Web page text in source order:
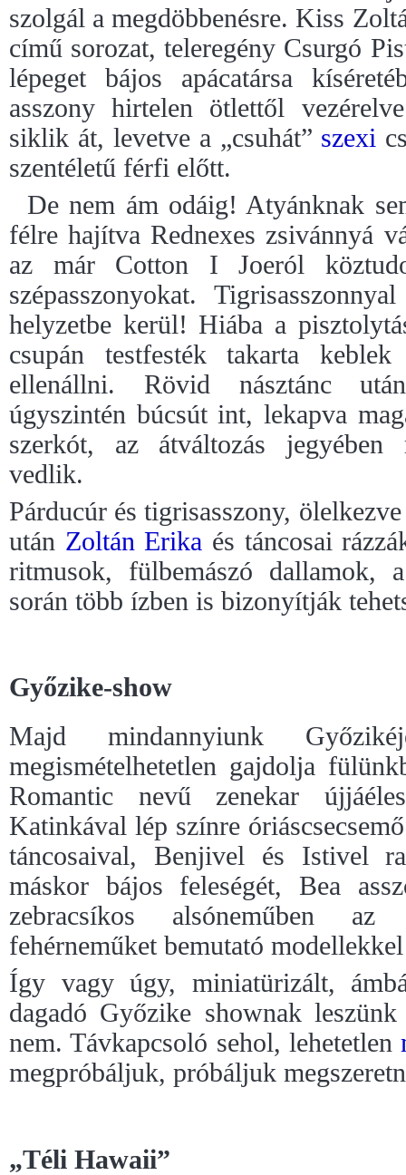
szolgál a megdöbbenésre. Kiss
című sorozat, teleregény Csurgó
lépeget bájos apácatársa
asszony hirtelen ötlettől
siklik át, levetve a „csuhát” szexi
szentéletű férfi előtt.
De nem ám odáig! Atyánknak
félre hajítva Rednexes zsivánnyá
az már Cotton I Joeról
szépasszonyokat.
helyzetbe kerül! Hiába a
csupán testfesték takarta
ellenállni. Rövid násztánc
úgyszintén búcsút int, lekapva
szerkót, az átváltozás jegyében
vedlik.
Párducúr és tigrisasszony,
után Zoltán Erika és táncosai
ritmusok, fülbemászó dallamok,
során több ízben is bizonyítják
Győzike-show
Majd mindannyiunk
megismételhetetlen gajdolja
Romantic nevű zenekar
Katinkával lép színre
táncosaival, Benjivel és Istivel
máskor bájos feleségét, Bea
zebracsíkos alsóneműben
fehérneműket bemutató
Így vagy úgy, miniatürizált,
dagadó Győzike shownak
nem. Távkapcsoló sehol, lehetetlen
megpróbáljuk, próbáljuk
„Téli Hawaii”